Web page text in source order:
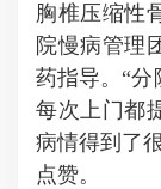
胸椎压缩性
院慢病管理
药指导。“分
每次上门都
病情得到了
点赞。